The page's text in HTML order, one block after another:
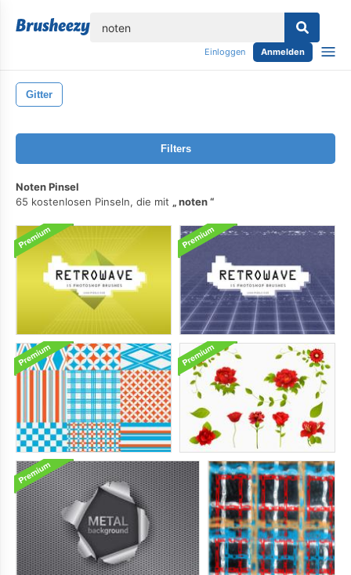
Einloggen Anmelden
Gitter
Filters
Noten Pinsel
65 kostenlosen Pinseln, die mit
noten